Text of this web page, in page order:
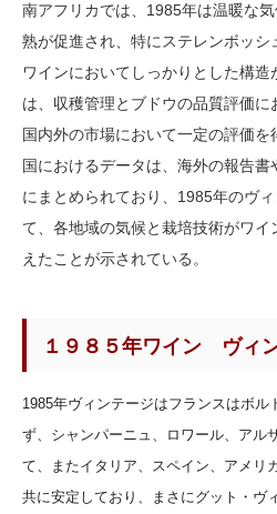
南アフリカでは、1985年は温暖な
熟が促進され、特にステレンボッ
ワインにおいてしっかりとした構
は、収穫管理とブドウの品質評価に
国内外の市場において一定の評価
国におけるデータは、海外の報告
にまとめられており、1985年のヴ
て、各地域の気候と栽培技術がワ
えたことが示されている。
１９８５年ワイン ヴィ
1985年ヴィンテージはフランスはボル
ず、シャンパーニュ、ロワール、アル
て、またイタリア、スペイン、アメリ
共に安定しており、まさにグット・ヴ